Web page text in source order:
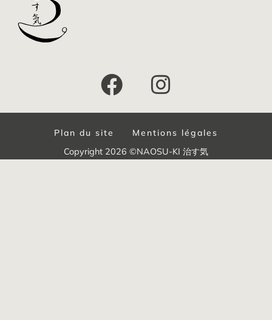
Plan du site
Mentions légales
Copyright 2026 ©NAOSU-KI 治す気